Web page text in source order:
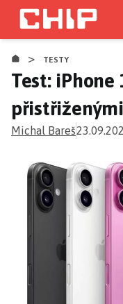
Přejít
hlavnímu
obsahu
> TESTY
Test: iPhone
Michal Bareš